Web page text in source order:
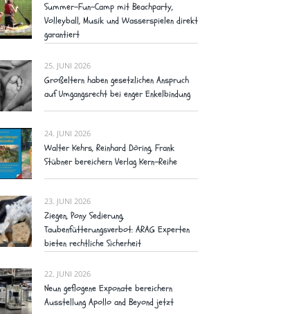
Summer-Fun-Camp mit Beachparty,
Volleyball, Musik und Wasserspielen direkt
garantiert
25. JUNI 2026
Großeltern haben gesetzlichen Anspruch
auf Umgangsrecht bei enger Enkelbindung
24. JUNI 2026
Walter Kehrs, Reinhard Döring, Frank
Stübner bereichern Verlag Kern-Reihe
23. JUNI 2026
Ziegen, Pony Sedierung,
Taubenfütterungsverbot: ARAG Experten
bieten rechtliche Sicherheit
22. JUNI 2026
Neun geflogene Exponate bereichern
Ausstellung Apollo and Beyond jetzt